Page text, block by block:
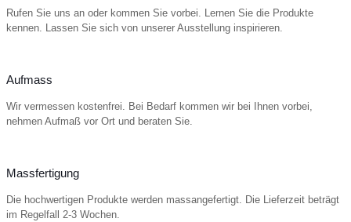
Rufen Sie uns an oder kommen Sie vorbei. Lernen Sie die Produkte
kennen. Lassen Sie sich von unserer Ausstellung inspirieren.
Aufmass
Wir vermessen kostenfrei. Bei Bedarf kommen wir bei Ihnen vorbei,
nehmen Aufmaß vor Ort und beraten Sie.
Massfertigung
Die hochwertigen Produkte werden massangefertigt. Die Lieferzeit beträgt
im Regelfall 2-3 Wochen.